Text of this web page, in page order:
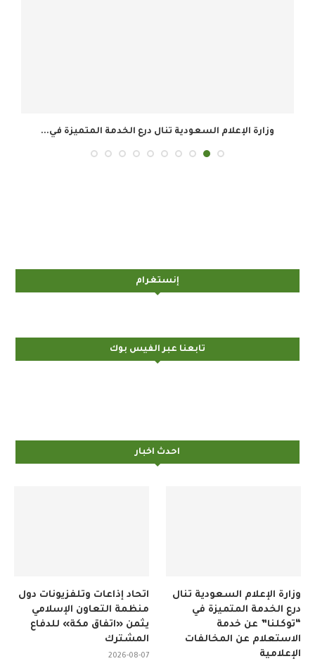
وزارة الإعلام السعودية تنال درع الخدمة المتميزة في...
إنستغرام
تابعنا عبر الفيس بوك
احدث اخبار
اتحاد إذاعات وتلفزيونات دول
منظمة التعاون الإسلامي
يثمن «اتفاق مكة» للدفاع
المشترك
2026-08-07
وزارة الإعلام السعودية تنال
درع الخدمة المتميزة في
“توكلنا” عن خدمة
الاستعلام عن المخالفات
الإعلامية